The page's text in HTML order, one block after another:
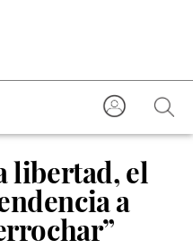
libertad, el
a